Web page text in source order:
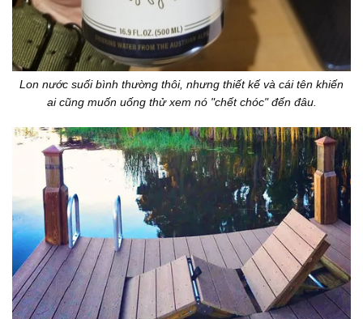
Lon nước suối bình thường thôi, nhưng thiết kế và cái tên khiến
ai cũng muốn uống thử xem nó "chết chóc" đến đâu.